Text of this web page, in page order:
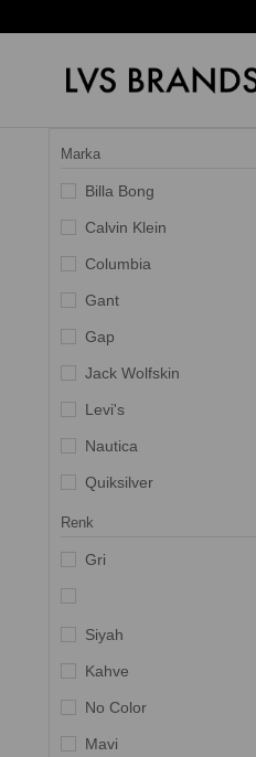
Marka
Billa Bong
Calvin Klein
Columbia
Gant
Gap
Jack Wolfskin
Levi's
Nautica
Quiksilver
The North Face
Timberland
Tommy Jeans
Renk
Gri
Siyah
Kahve
No Color
Mavi